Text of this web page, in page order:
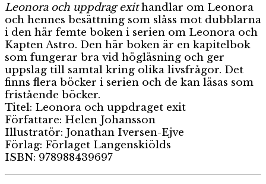
Leonora och uppdrag exithandlar om Leonora
och hennes besättning som slåss mot dubblarna
i den här femte boken i serien om Leonora och
Kapten Astro. Den här boken är en kapitelbok
som fungerar bra vid högläsning och ger
uppslag till samtal kring olika livsfrågor. Det
finns flera böcker i serien och de kan läsas som
fristående böcker.
Titel: Leonora och uppdraget exit
Författare: Helen Johansson
Illustratör: Jonathan Iversen-Ejve
Förlag: Förlaget Langenskiölds
ISBN: 978988439697